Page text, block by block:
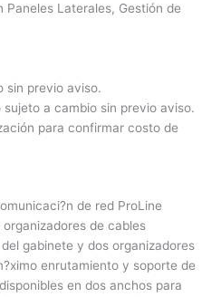
Paneles Laterales, Gestión de
sin previo aviso.
a cambio sin previo aviso.
para confirmar costo de
de red ProLine
de cables
gabinete y dos organizadores
enrutamiento y soporte de
en dos anchos para